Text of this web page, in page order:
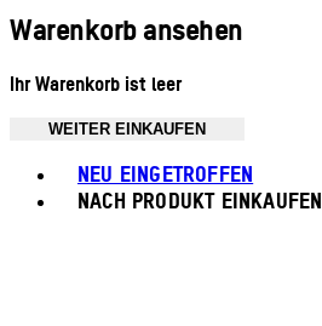
Warenkorb ansehen
Ihr Warenkorb ist leer
WEITER EINKAUFEN
NEU EINGETROFFEN
NACH PRODUKT EINKAUFEN